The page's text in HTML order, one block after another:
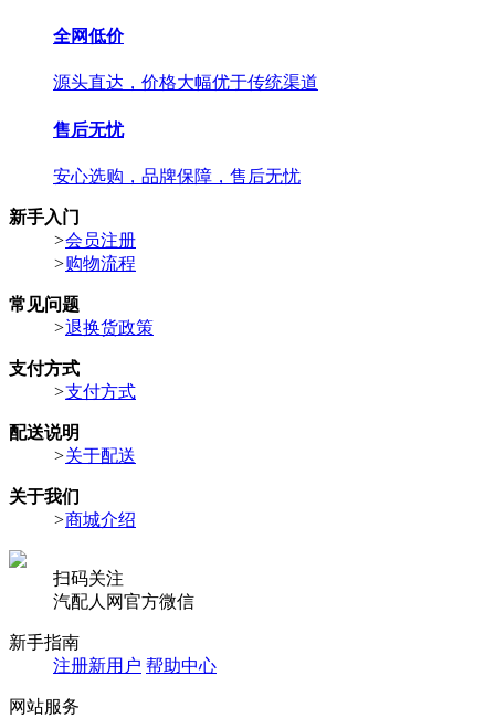
全网低价
源头直达，价格大幅优于传统渠道
售后无忧
安心选购，品牌保障，售后无忧
新手入门
>会员注册
>购物流程
常见问题
>退换货政策
支付方式
>支付方式
配送说明
>关于配送
关于我们
>商城介绍
扫码关注
汽配人网官方微信
新手指南
注册新用户 帮助中心
网站服务